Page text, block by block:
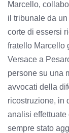
Marcello,
il tribunale da
corte di essersi
fratello Marcello
Versace a
persone su una
avvocati della
ricostruzione, in
analisi
sempre stato